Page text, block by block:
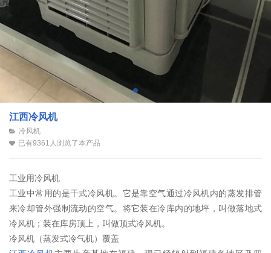
江西冷风机
冷风机
已有9361人浏览了本产品
工业用冷风机
工业中常用的是干式冷风机。它是靠空气通过冷风机内的蒸发排管
来冷却管外强制流动的空气。将它装在冷库内的地坪，叫做落地式
冷风机；装在库房顶上，叫做顶式冷风机。
冷风机（蒸发式冷气机）覆盖